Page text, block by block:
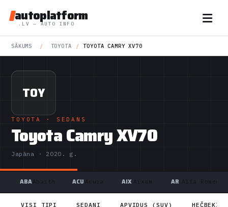
autoplatform
.LV — AUTO INFO
SĀKUMS / TOYOTA / TOYOTA CAMRY XV70
TOY
TOYOTA · SEDANS
Toyota Camry XV70
Japāna · 2020. g.
ABA ACU AIX AR
VISI TIPI SEDANI APVIDUS (SUV) HEČBEKI